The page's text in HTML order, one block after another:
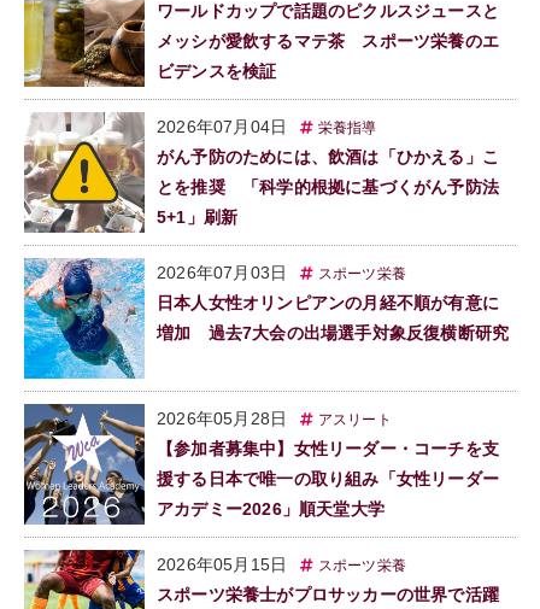
ワールドカップで話題のピクルスジュースと
メッシが愛飲するマテ茶 スポーツ栄養のエ
ビデンスを検証
2026年07月04日 栄養指導
がん予防のためには、飲酒は「ひかえる」こ
とを推奨 「科学的根拠に基づくがん予防法
5+1」刷新
2026年07月03日 スポーツ栄養
日本人女性オリンピアンの月経不順が有意に
増加 過去7大会の出場選手対象反復横断研究
2026年05月28日 アスリート
【参加者募集中】女性リーダー・コーチを支
援する日本で唯一の取り組み「女性リーダー
アカデミー2026」順天堂大学
2026年05月15日 スポーツ栄養
スポーツ栄養士がプロサッカーの世界で活躍